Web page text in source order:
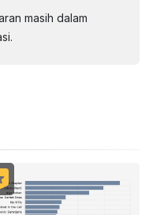
masih dalam